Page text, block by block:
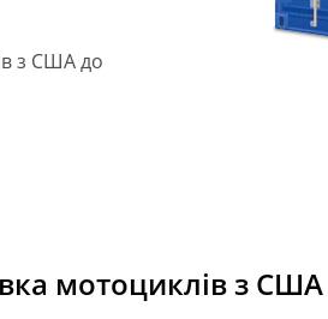
з США до
мотоциклів з США